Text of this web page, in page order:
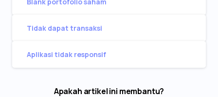
Tidak dapat transaksi
Aplikasi tidak responsif
Apakah artikel ini membantu?